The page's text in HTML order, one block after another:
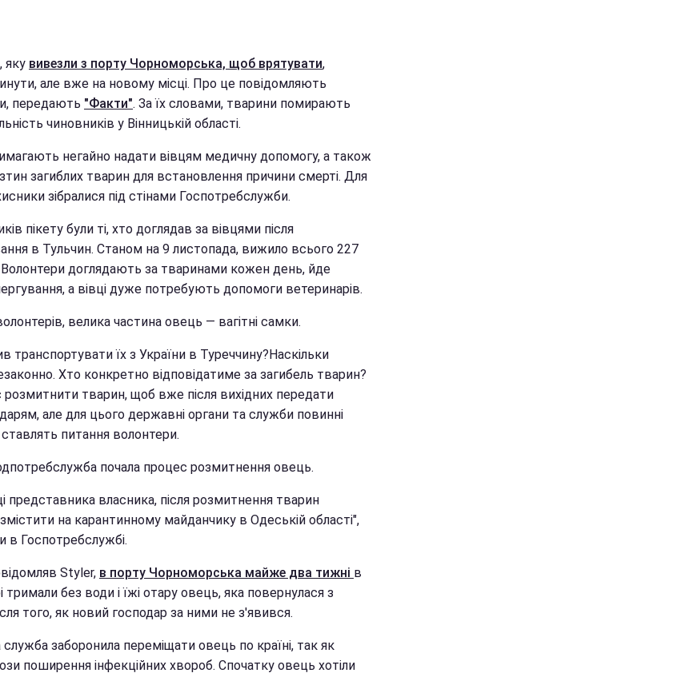
яку вивезли з порту Чорноморська, щоб врятувати,
але вже на новому місці. Про це повідомляють
передають "Факти". За їх словами, тварини помирають
чиновників у Вінницькій області.
негайно надати вівцям медичну допомогу, а також
загиблих тварин для встановлення причини смерті. Для
зібралися під стінами Госпотребслужби.
пікету були ті, хто доглядав за вівцями після
в Тульчин. Станом на 9 листопада, вижило всього 227
доглядають за тваринами кожен день, йде
а вівці дуже потребують допомоги ветеринарів.
велика частина овець — вагітні самки.
транспортувати їх з України в Туреччину?Наскільки
Хто конкретно відповідатиме за загибель тварин?
розмитнити тварин, щоб вже після вихідних передати
але для цього державні органи та служби повинні
питання волонтери.
почала процес розмитнення овець.
представника власника, після розмитнення тварин
на карантинному майданчику в Одеській області",
в Госпотребслужбі.
Styler, в порту Чорноморська майже два тижні в
тримали без води і їжі отару овець, яка повернулася з
того, як новий господар за ними не з'явився.
служба заборонила переміщати овець по країні, так як
поширення інфекційних хвороб. Спочатку овець хотіли